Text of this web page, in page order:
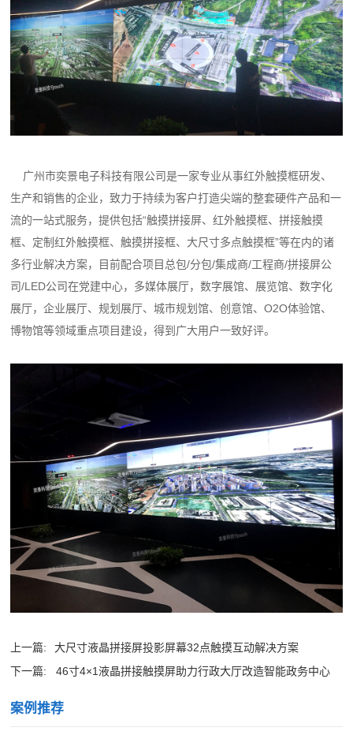
广州市奕景电子科技有限公司是一家专业从事红外触摸框研发、
生产和销售的企业，致力于持续为客户打造尖端的整套硬件产品和一
流的一站式服务，提供包括“触摸拼接屏、红外触摸框、拼接触摸
框、定制红外触摸框、触摸拼接框、大尺寸多点触摸框”等在内的诸
多行业解决方案，目前配合项目总包/分包/集成商/工程商/拼接屏公
司/LED公司在党建中心，多媒体展厅，数字展馆、展览馆、数字化
展厅，企业展厅、规划展厅、城市规划馆、创意馆、O2O体验馆、
博物馆等领域重点项目建设，得到广大用户一致好评。
上一篇:
大尺寸液晶拼接屏投影屏幕32点触摸互动解决方案
下一篇:
46寸4×1液晶拼接触摸屏助力行政大厅改造智能政务中心
案例推荐